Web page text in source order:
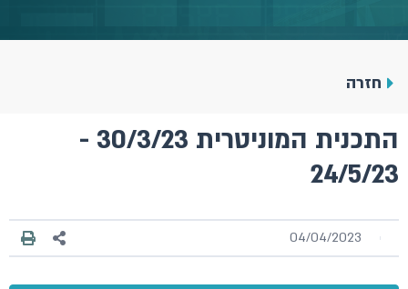
חזרה
התכנית המוניטרית 30/3/23 -
24/5/23
04/04/2023